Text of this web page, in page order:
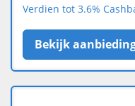
Verdien tot 3.6%
Bekijk